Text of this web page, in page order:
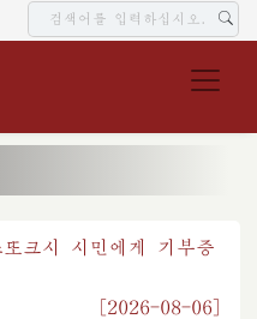
크시 시민에게 기부증
[2026-08-06]